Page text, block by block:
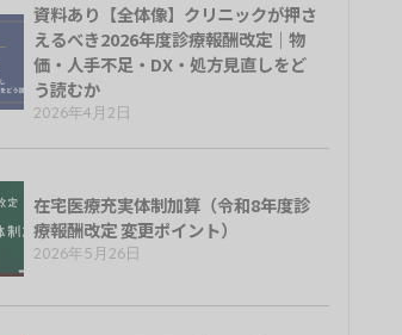
資料あり【全体像】クリニックが押さ
えるべき2026年度診療報酬改定｜物
価・人手不足・DX・処方見直しをど
う読むか
2026年4月2日
在宅医療充実体制加算（令和8年度診
療報酬改定 変更ポイント）
2026年5月26日